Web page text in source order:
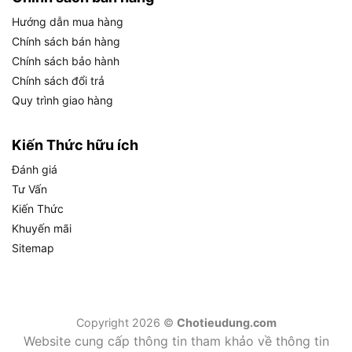
dụng, đặc biệt trong các tình huống làm việc liên
tục hoặc đòi hỏi độ chính xác cao.
Dưới đây là phân tích chi tiết từng tính năng theo
giá trị sử dụng thực tế:
thông thường?
Đầu cặp tự động (keyless chuck) của Makita
6413 cho phép thay mũi khoan chỉ bằng tay,
không cần dùng chìa vặn, giúp tiết kiệm thời gian
và tăng tính tiện lợi trong suốt quá trình làm việc.
Ưu điểm này trở nên đặc biệt rõ rệt khi bạn cần
Hướng dẫn mua hàng
Chính sách bán hàng
Chính sách bảo hành
Chính sách đổi trả
Quy trình giao hàng
Kiến Thức hữu ích
Đánh giá
Tư Vấn
Kiến Thức
Khuyến mãi
Sitemap
Copyright 2026 © Chotieudung.com
Website cung cấp thông tin tham khảo về thông tin